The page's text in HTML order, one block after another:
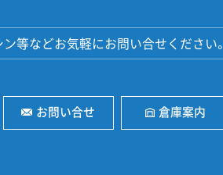
等などお気軽にお問い合せください。
お問い合せ 倉庫案内